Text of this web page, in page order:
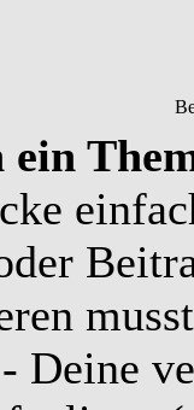
ein
Deine